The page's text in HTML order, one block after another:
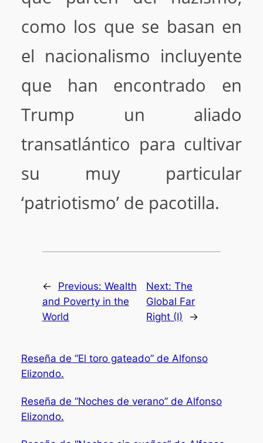
como los que se basan en
el nacionalismo incluyente
que han encontrado en
Trump un aliado
transatlántico para cultivar
su muy particular
‘patriotismo’ de pacotilla.
← Previous: Wealth
and Poverty in the
World
Next:The
Global Far
Right (I)
→
Reseña de “El toro gateado” de Alfonso
Elizondo.
Reseña de “Noches de verano” de Alfonso
Elizondo.